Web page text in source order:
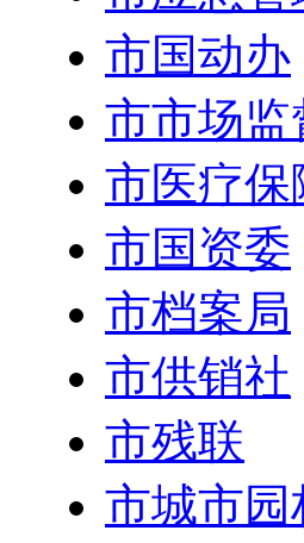
市国动办
市市场监
市医疗保
市国资委
市档案局
市供销社
市残联
市城市